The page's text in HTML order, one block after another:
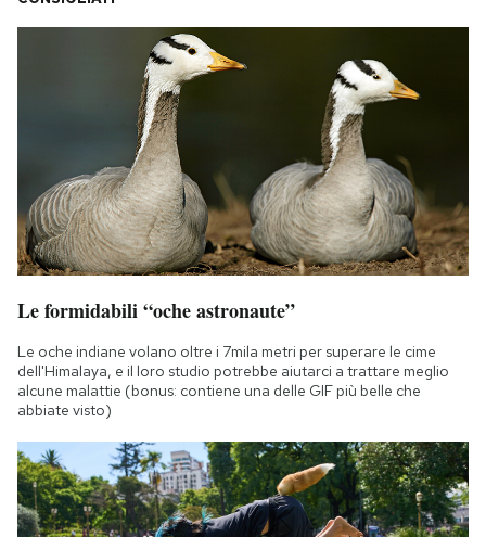
Le formidabili “oche astronaute”
Le oche indiane volano oltre i 7mila metri per superare le cime
dell'Himalaya, e il loro studio potrebbe aiutarci a trattare meglio
alcune malattie (bonus: contiene una delle GIF più belle che
abbiate visto)